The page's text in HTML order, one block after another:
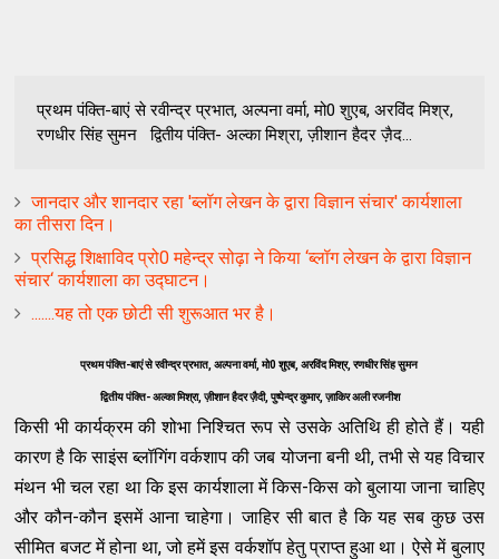
प्रथम पंक्ति-बाएं से रवीन्द्र प्रभात, अल्पना वर्मा, मो0 शुएब, अरविंद मिश्र,
रणधीर सिंह सुमन द्वितीय पंक्ति- अल्का मिश्रा, ज़ीशान हैदर ज़ैद...
जानदार और शानदार रहा 'ब्लॉग लेखन के द्वारा विज्ञान संचार' कार्यशाला
का तीसरा दिन।
प्रसिद्ध शिक्षाविद प्रो0 महेन्द्र सोढ़ा ने किया ‘ब्लॉग लेखन के द्वारा विज्ञान
संचार‘ कार्यशाला का उद्घाटन।
.......यह तो एक छोटी सी शुरूआत भर है।
प्रथम पंक्ति-बाएं से रवीन्द्र प्रभात, अल्पना वर्मा, मो0 शुएब, अरविंद मिश्र, रणधीर सिंह सुमन
द्वितीय पंक्ति- अल्का मिश्रा, ज़ीशान हैदर ज़ैदी, पुष्पेन्द्र कुमार, ज़ाकिर अली रजनीश
किसी भी कार्यक्रम की शोभा निश्चित रूप से उसके अतिथि ही होते हैं। यही
कारण है कि साइंस ब्लॉगिंग वर्कशाप की जब योजना बनी थी, तभी से यह विचार
मंथन भी चल रहा था कि इस कार्यशाला में किस-किस को बुलाया जाना चाहिए
और कौन-कौन इसमें आना चाहेगा। जाहिर सी बात है कि यह सब कुछ उस
सीमित बजट में होना था, जो हमें इस वर्कशॉप हेतु प्राप्त हुआ था। ऐसे में बुलाए